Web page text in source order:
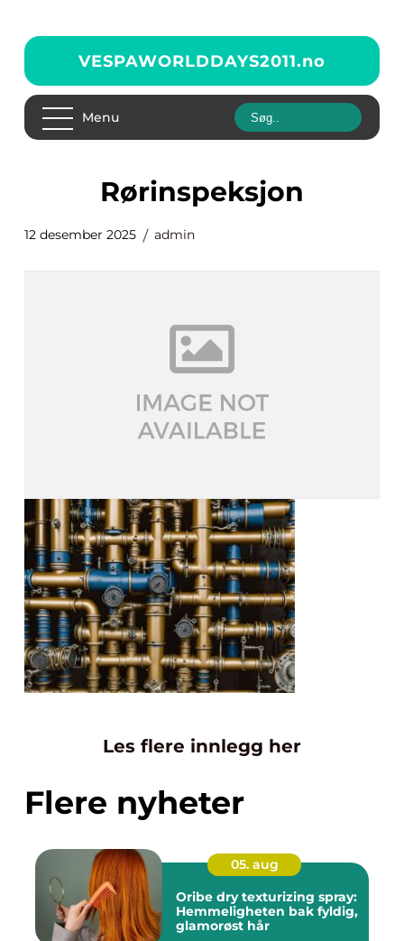
VESPAWORLDDAYS2011.no
Menu
rørinspeksjon
12 desember 2025 admin
Les flere innlegg her
Flere nyheter
05. aug
Oribe dry texturizing spray:
Hemmeligheten bak fyldig,
glamorøst hår